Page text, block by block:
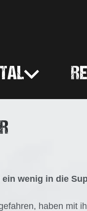
wenig in die
haben mit